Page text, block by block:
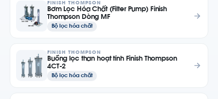
FINISH THOMPSON
Bơm Lọc Hóa Chất (Filter Pump) Finish
Thompson Dòng MF
Bộ lọc hóa chất
FINISH THOMPSON
Buồng lọc than hoạt tính Finish Thompson
4CT-2
Bộ lọc hóa chất